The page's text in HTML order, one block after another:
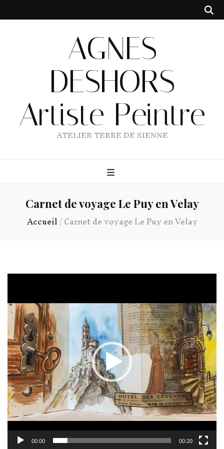
AGNES
DESHORS
Artiste Peintre
ATELIER TERRE DE SIENNE
Carnet de voyage Le Puy en Velay
Accueil/Carnet de voyage Le Puy en Velay
Lecteur
00:00 00:20